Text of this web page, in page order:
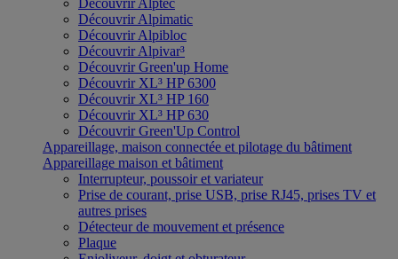
Découvrir Alptec
Découvrir Alpimatic
Découvrir Alpibloc
Découvrir Alpivar³
Découvrir Green'up Home
Découvrir XL³ HP 6300
Découvrir XL³ HP 160
Découvrir XL³ HP 630
Découvrir Green'Up Control
Appareillage, maison connectée et pilotage du bâtiment
Appareillage maison et bâtiment
Interrupteur, poussoir et variateur
Prise de courant, prise USB, prise RJ45, prises TV et
autres prises
Détecteur de mouvement et présence
Plaque